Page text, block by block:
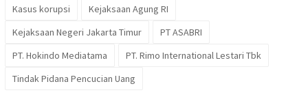
Kasus korupsi
Kejaksaan Agung RI
Kejaksaan Negeri Jakarta Timur
PT ASABRI
PT. Hokindo Mediatama
PT. Rimo International Lestari Tbk
Tindak Pidana Pencucian Uang